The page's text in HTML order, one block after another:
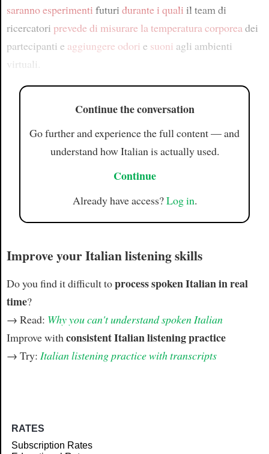
sarannoesperimenti futuri durante i quali il team di
ricercatori prevede di misurare la temperatura corporea dei
partecipanti e aggiungere odori e suoni agli ambienti
virtuali.
Continue the conversation
Go further and experience the full content — and
understand how Italian is actually used.
Continue
Already have access?Log in.
Improve your Italian listening skills
Do you find it difficult toprocess spoken Italian in real
time?
→ Read: Why you can't understand spoken Italian
Improve withconsistent Italian listening practice
→ Try: Italian listening practice with transcripts
RATES
Subscription Rates